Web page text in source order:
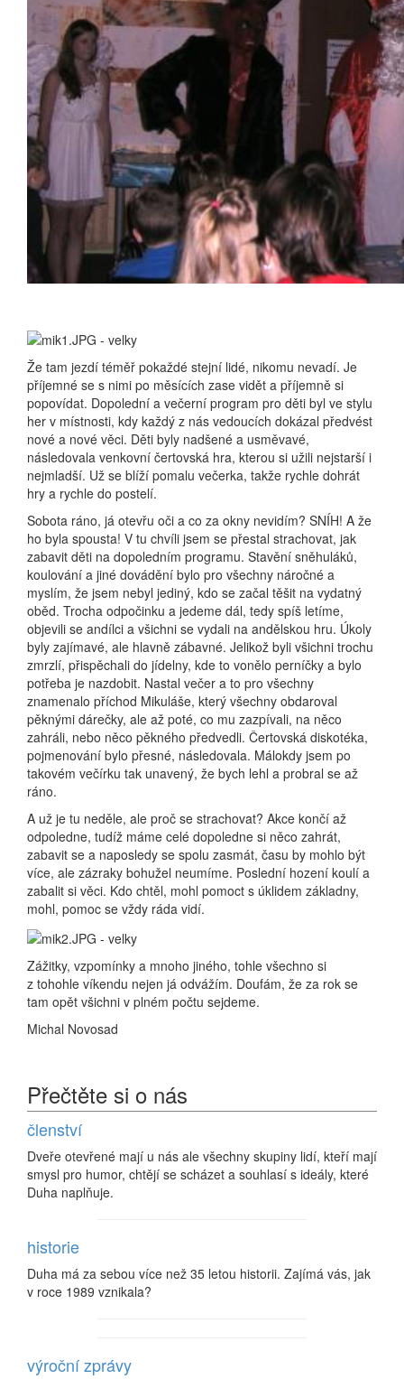
Že tam jezdí téměř pokaždé stejní lidé, nikomu nevadí. Je
příjemné se s nimi po měsících zase vidět a příjemně si
popovídat. Dopolední a večerní program pro děti byl ve stylu
her v místnosti, kdy každý z nás vedoucích dokázal předvést
nové a nové věci. Děti byly nadšené a usměvavé,
následovala venkovní čertovská hra, kterou si užili nejstarší i
nejmladší. Už se blíží pomalu večerka, takže rychle dohrát
hry a rychle do postelí.
Sobota ráno, já otevřu oči a co za okny nevidím? SNÍH! A že
ho byla spousta! V tu chvíli jsem se přestal strachovat, jak
zabavit děti na dopoledním programu. Stavění sněhuláků,
koulování a jiné dovádění bylo pro všechny náročné a
myslím, že jsem nebyl jediný, kdo se začal těšit na vydatný
oběd. Trocha odpočinku a jedeme dál, tedy spíš letíme,
objevili se andílci a všichni se vydali na andělskou hru. Úkoly
byly zajímavé, ale hlavně zábavné. Jelikož byli všichni trochu
zmrzlí, přispěchali do jídelny, kde to vonělo perníčky a bylo
potřeba je nazdobit. Nastal večer a to pro všechny
znamenalo příchod Mikuláše, který všechny obdaroval
pěknými dárečky, ale až poté, co mu zazpívali, na něco
zahráli, nebo něco pěkného předvedli. Čertovská diskotéka,
pojmenování bylo přesné, následovala. Málokdy jsem po
takovém večírku tak unavený, že bych lehl a probral se až
ráno.
A už je tu neděle, ale proč se strachovat? Akce končí až
odpoledne, tudíž máme celé dopoledne si něco zahrát,
zabavit se a naposledy se spolu zasmát, času by mohlo být
více, ale zázraky bohužel neumíme. Poslední hození koulí a
zabalit si věci. Kdo chtěl, mohl pomoct s úklidem základny,
mohl, pomoc se vždy ráda vidí.
Zážitky, vzpomínky a mnoho jiného, tohle všechno si
z tohohle víkendu nejen já odvážím. Doufám, že za rok se
tam opět všichni v plném počtu sejdeme.
Michal Novosad
Přečtěte si o nás
členství
Dveře otevřené mají u nás ale všechny skupiny lidí, kteří mají
smysl pro humor, chtějí se scházet a souhlasí s ideály, které
Duha naplňuje.
historie
Duha má za sebou více než 35 letou historii. Zajímá vás, jak
v roce 1989 vznikala?
výroční zprávy